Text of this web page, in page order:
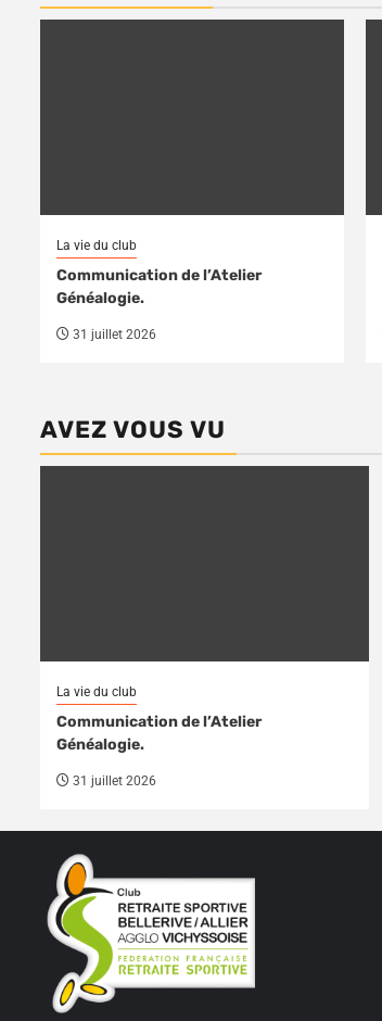
La vie du club
Communication de l’Atelier
Généalogie.
31 juillet 2026
AVEZ VOUS VU
La vie du club
Communication de l’Atelier
Généalogie.
31 juillet 2026